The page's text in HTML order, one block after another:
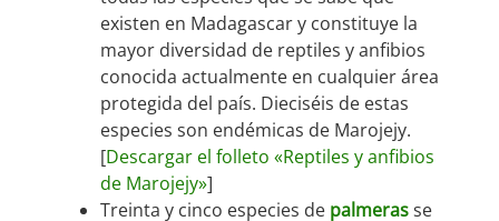
existen en Madagascar y constituye la
mayor diversidad de reptiles y anfibios
conocida actualmente en cualquier área
protegida del país. Dieciséis de estas
especies son endémicas de Marojejy.
[Descargar el folleto «Reptiles y anfibios
de Marojejy»]
Treinta y cinco especies de palmerasse